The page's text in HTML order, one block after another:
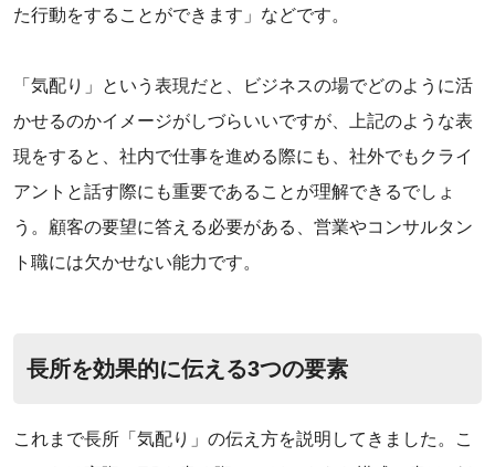
た行動をすることができます」などです。
「気配り」という表現だと、ビジネスの場でどのように活
かせるのかイメージがしづらいいですが、上記のような表
現をすると、社内で仕事を進める際にも、社外でもクライ
アントと話す際にも重要であることが理解できるでしょ
う。顧客の要望に答える必要がある、営業やコンサルタン
ト職には欠かせない能力です。
長所を効果的に伝える3つの要素
これまで長所「気配り」の伝え方を説明してきました。こ